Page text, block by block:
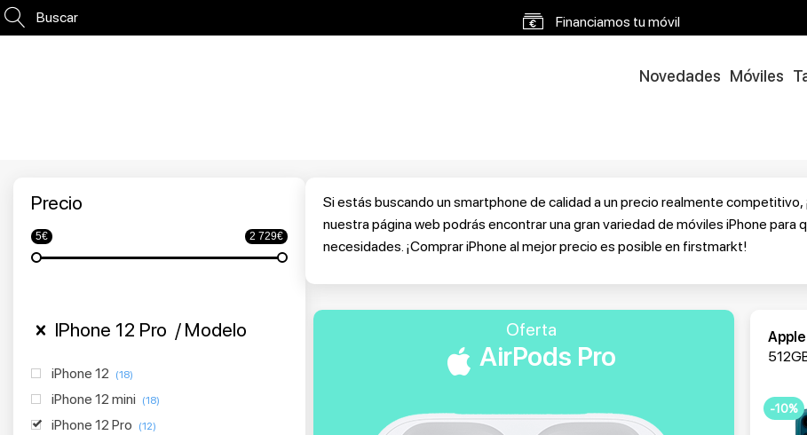
Buscar Financiamos tu móvil
Envíos en 48h a 72hNovedades Móviles
Precio
5€ 2 729€
IPhone 12 Pro Modelo
iPhone 12 (18)
iPhone 12 mini (18)
iPhone 12 Pro (12)
Si estás buscando un smartphone de calidad a un precio realmente
nuestra página web podrás encontrar una gran variedad de móviles iPhone
necesidades. ¡Comprar iPhone al mejor precio es posible en firstmarkt!
Oferta
AirPods Pro
-10%